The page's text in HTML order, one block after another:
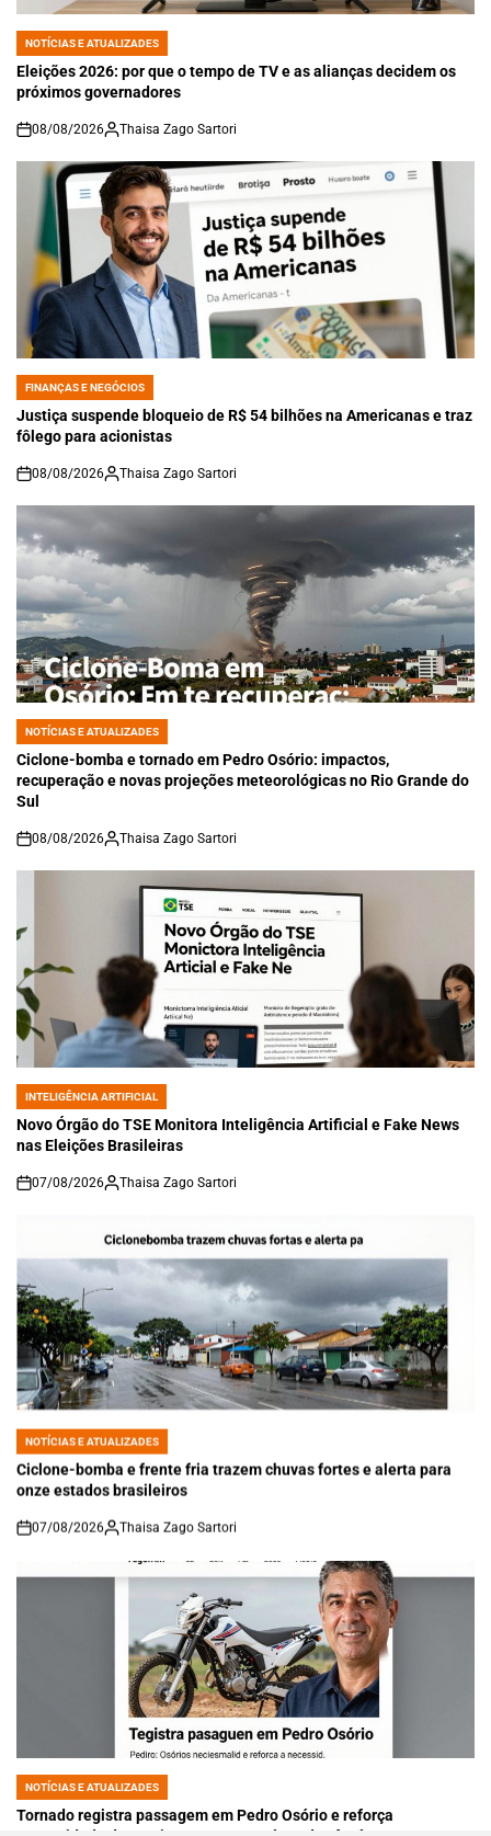
POSTED
IN
NOTÍCIAS E ATUALIZADES
Eleições 2026: por que o tempo de TV e as alianças decidem os
próximos governadores
on
08/08/2026 Thaisa Zago Sartori
POSTED
IN
FINANÇAS E NEGÓCIOS
Justiça suspende bloqueio de R$ 54 bilhões na Americanas e traz
fôlego para acionistas
on
08/08/2026 Thaisa Zago Sartori
POSTED
IN
NOTÍCIAS E ATUALIZADES
Ciclone-bomba e tornado em Pedro Osório: impactos,
recuperação e novas projeções meteorológicas no Rio Grande do
Sul
on
08/08/2026 Thaisa Zago Sartori
POSTED
IN
INTELIGÊNCIA ARTIFICIAL
Novo Órgão do TSE Monitora Inteligência Artificial e Fake News
nas Eleições Brasileiras
on
07/08/2026 Thaisa Zago Sartori
POSTED
IN
NOTÍCIAS E ATUALIZADES
Ciclone-bomba e frente fria trazem chuvas fortes e alerta para
onze estados brasileiros
on
07/08/2026 Thaisa Zago Sartori
POSTED
IN
NOTÍCIAS E ATUALIZADES
Tornado registra passagem em Pedro Osório e reforça